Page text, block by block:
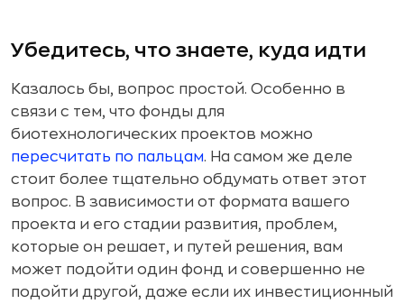
Убедитесь, что знаете, куда идти
Казалось бы, вопрос простой. Особенно в
связи с тем, что фонды для
биотехнологических проектов можно
пересчитать по пальцам. На самом же деле
стоит более тщательно обдумать ответ этот
вопрос. В зависимости от формата вашего
проекта и его стадии развития, проблем,
которые он решает, и путей решения, вам
может подойти один фонд и совершенно не
подойти другой, даже если их инвестиционный